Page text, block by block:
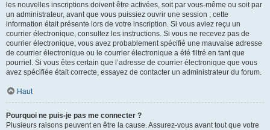
les nouvelles inscriptions doivent être activées, soit par vous-même ou soit par
un administrateur, avant que vous puissiez ouvrir une session ; cette
information était présente lors de votre inscription. Si vous aviez reçu un
courrier électronique, consultez les instructions. Si vous ne recevez pas de
courrier électronique, vous avez probablement spécifié une mauvaise adresse
de courrier électronique ou le courrier électronique a été filtré en tant que
pourriel. Si vous êtes certain que l’adresse de courrier électronique que vous
avez spécifiée était correcte, essayez de contacter un administrateur du forum.
Haut
Pourquoi ne puis-je pas me connecter ?
Plusieurs raisons peuvent en être la cause. Assurez-vous avant tout que votre